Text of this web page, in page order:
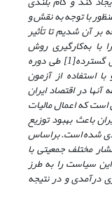
با توجه به نقش و
بر آنشدیم تا تأثیر
با به‌کارگیریروش
خودرگرسیون‌برداری با وقفه‌های گسترده[1] طی دوره
با استفاده از آزمون
در اقتصاد ایران
است کهاعمال مالیات
باعث بهبود توزیع
شده است. بر‌اساس
مختلف جمعیتی با
سیاست را به طرز
درآمدی و در نتیجه